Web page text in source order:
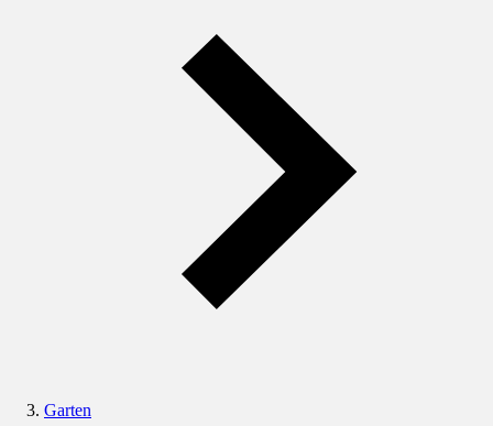
Garten